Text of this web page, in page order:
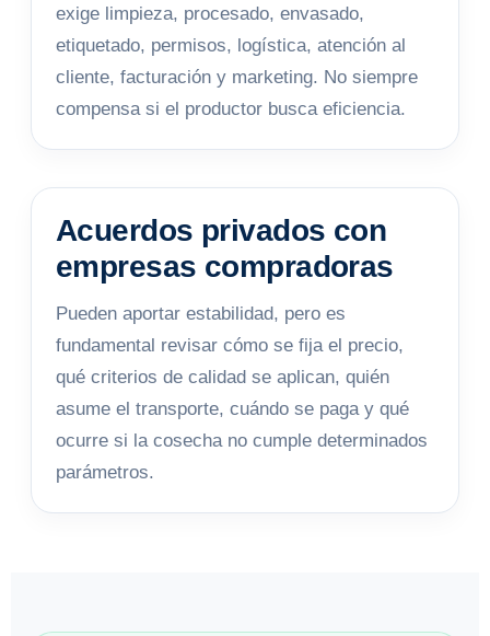
exige limpieza, procesado, envasado,
etiquetado, permisos, logística, atención al
cliente, facturación y marketing. No siempre
compensa si el productor busca eficiencia.
Acuerdos privados con
empresas compradoras
Pueden aportar estabilidad, pero es
fundamental revisar cómo se fija el precio,
qué criterios de calidad se aplican, quién
asume el transporte, cuándo se paga y qué
ocurre si la cosecha no cumple determinados
parámetros.